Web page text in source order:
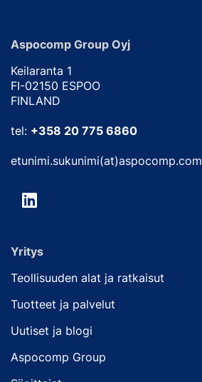
Aspocomp Group Oyj
Keilaranta 1
FI-02150 ESPOO
FINLAND
tel: +358 20 775 6860
etunimi.sukunimi(at)aspocomp.com
Yritys
Teollisuuden alat ja ratkaisut
Tuotteet ja palvelut
Uutiset ja blogi
Aspocomp Group